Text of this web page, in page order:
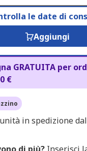
le date di
Aggiungi
GRATUITA per
€
unità in spedizione dal